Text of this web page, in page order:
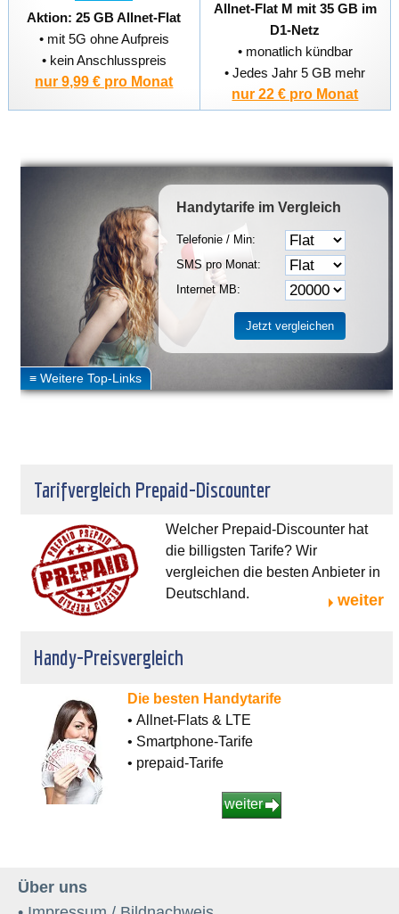
Aktion: 25 GB Allnet-Flat
• mit 5G ohne Aufpreis
• kein Anschlusspreis
nur 9,99 € pro Monat
Allnet-Flat M mit 35 GB im
D1-Netz
• monatlich kündbar
• Jedes Jahr 5 GB mehr
nur 22 € pro Monat
Handytarife im Vergleich
Telefonie / Min:
SMS pro Monat:
Internet MB:
Tarifvergleich Prepaid-Discounter
Welcher Prepaid-Discounter hat
die billigsten Tarife? Wir
vergleichen die besten Anbieter in
Deutschland.
weiter
Handy-Preisvergleich
Die besten Handytarife
• Allnet-Flats & LTE
• Smartphone-Tarife
• prepaid-Tarife
weiter
Über uns